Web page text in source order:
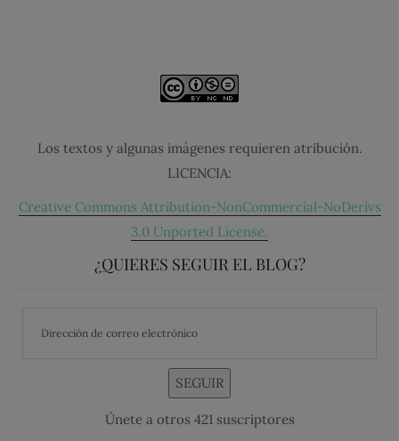
Los textos y algunas imágenes requieren atribución.
LICENCIA:
Creative Commons Attribution-NonCommercial-NoDerivs
3.0 Unported License.
¿QUIERES SEGUIR EL BLOG?
SEGUIR
Únete a otros 421 suscriptores